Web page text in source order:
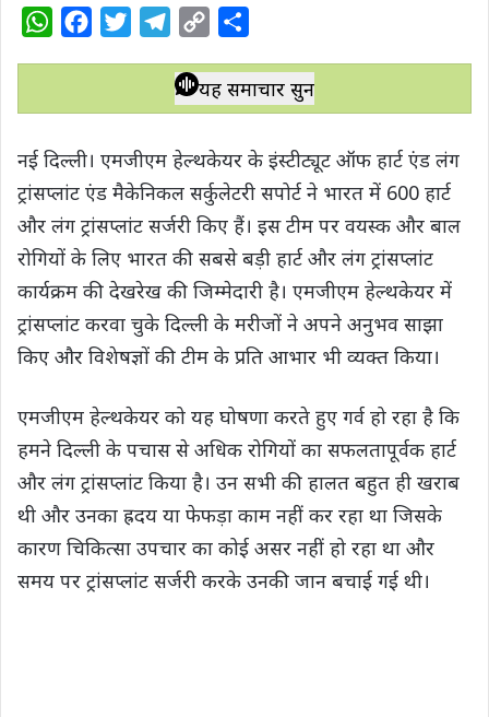
W
t
A
p
p
e
o
o
k
t
t
e
r
l
e
g
r
a
m
p
y
L
i
n
k
a
r
e
यह समाचार सुनें
नई दिल्ली। एमजीएम हेल्थकेयर के इंस्टीट्यूट ऑफ हार्ट एंड लंग
ट्रांसप्लांट एंड मैकेनिकल सर्कुलेटरी सपोर्ट ने भारत में 600 हार्ट
और लंग ट्रांसप्लांट सर्जरी किए हैं। इस टीम पर वयस्क और बाल
रोगियों के लिए भारत की सबसे बड़ी हार्ट और लंग ट्रांसप्लांट
कार्यक्रम की देखरेख की जिम्मेदारी है। एमजीएम हेल्थकेयर में
ट्रांसप्लांट करवा चुके दिल्ली के मरीजों ने अपने अनुभव साझा
किए और विशेषज्ञों की टीम के प्रति आभार भी व्यक्त किया।
एमजीएम हेल्थकेयर को यह घोषणा करते हुए गर्व हो रहा है कि
हमने दिल्ली के पचास से अधिक रोगियों का सफलतापूर्वक हार्ट
और लंग ट्रांसप्लांट किया है। उन सभी की हालत बहुत ही खराब
थी और उनका ह्रदय या फेफड़ा काम नहीं कर रहा था जिसके
कारण चिकित्सा उपचार का कोई असर नहीं हो रहा था और
समय पर ट्रांसप्लांट सर्जरी करके उनकी जान बचाई गई थी।